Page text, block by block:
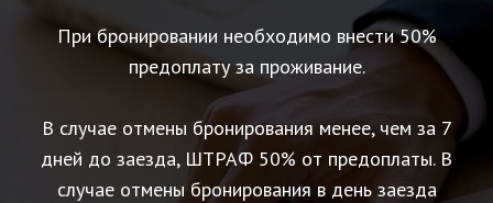
При бронировании необходимо внести 50%
предоплату за проживание.
В случае отмены бронирования менее, чем за 7
дней до заезда, ШТРАФ 50% от предоплаты. В
случае отмены бронирования в день заезда